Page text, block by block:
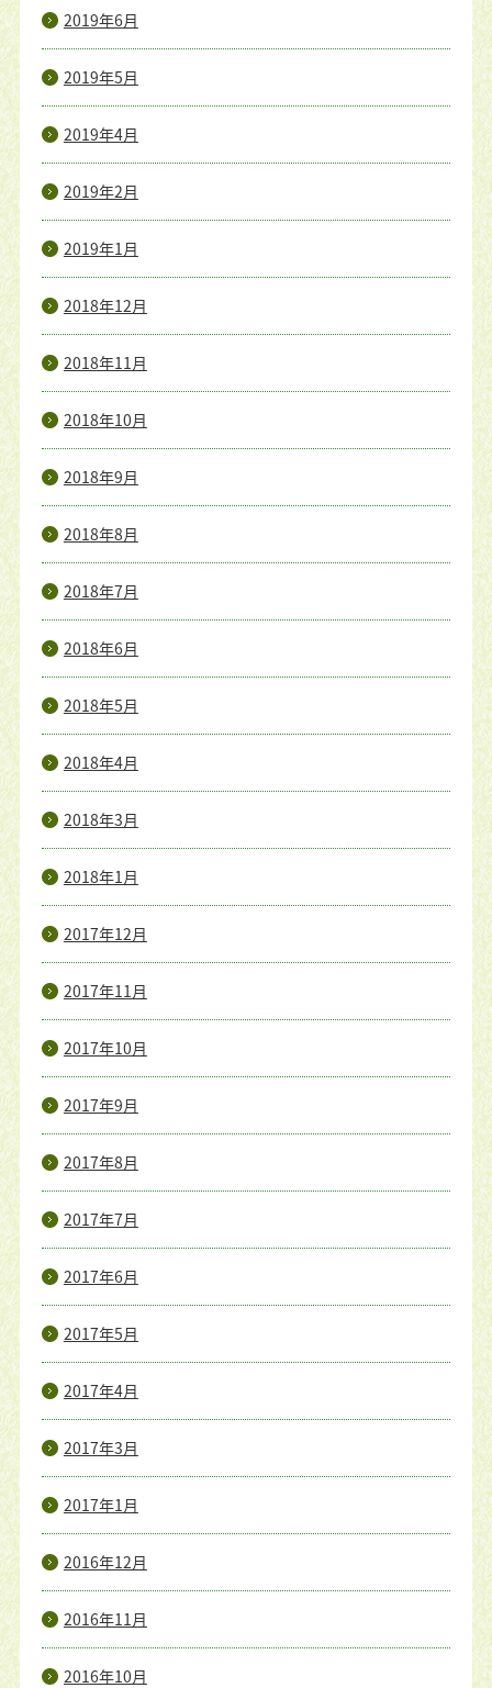
2019年6月
2019年5月
2019年4月
2019年2月
2019年1月
2018年12月
2018年11月
2018年10月
2018年9月
2018年8月
2018年7月
2018年6月
2018年5月
2018年4月
2018年3月
2018年1月
2017年12月
2017年11月
2017年10月
2017年9月
2017年8月
2017年7月
2017年6月
2017年5月
2017年4月
2017年3月
2017年1月
2016年12月
2016年11月
2016年10月